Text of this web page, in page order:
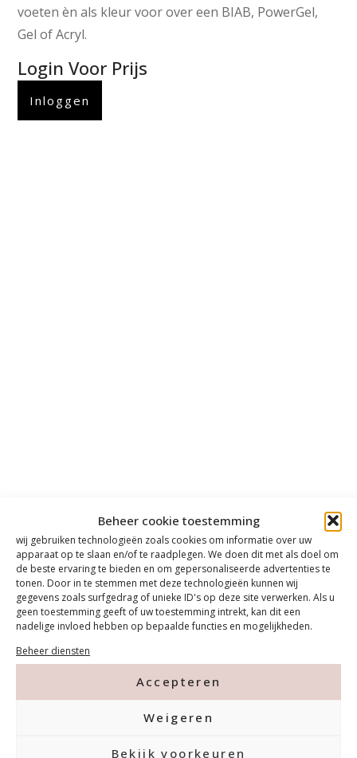
Beheer cookie toestemming
wij gebruiken technologieën zoals cookies om informatie over uw
apparaat op te slaan en/of te raadplegen. We doen dit met als doel om
de beste ervaring te bieden en om gepersonaliseerde advertenties te
tonen. Door in te stemmen met deze technologieën kunnen wij
gegevens zoals surfgedrag of unieke ID's op deze site verwerken. Als u
geen toestemming geeft of uw toestemming intrekt, kan dit een
nadelige invloed hebben op bepaalde functies en mogelijkheden.
Beheer diensten
Accepteren
Weigeren
Bekijk voorkeuren
voeten èn als kleur voor over een BIAB, PowerGel,
Gel of Acryl.
Login Voor Prijs
Inloggen
Contact
Tanthofdreef 7 2623 EW Delft